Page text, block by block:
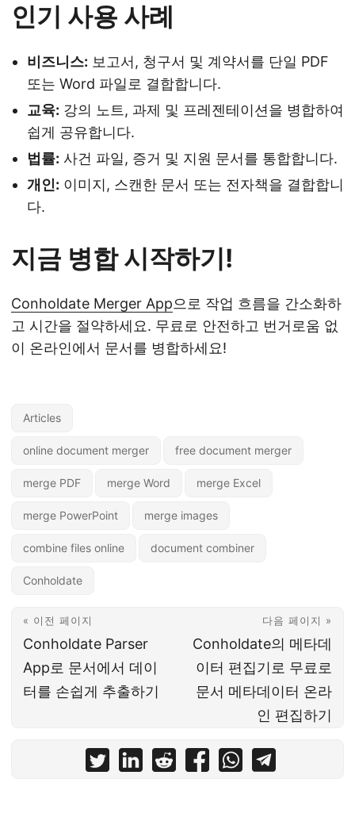
인기 사용 사례
비즈니스: 보고서, 청구서 및 계약서를 단일 PDF
또는 Word 파일로 결합합니다.
교육: 강의 노트, 과제 및 프레젠테이션을 병합하여
쉽게 공유합니다.
법률: 사건 파일, 증거 및 지원 문서를 통합합니다.
개인: 이미지, 스캔한 문서 또는 전자책을 결합합니
다.
지금 병합 시작하기!
Conholdate Merger App으로 작업 흐름을 간소화하
고 시간을 절약하세요. 무료로 안전하고 번거로움 없
이 온라인에서 문서를 병합하세요!
Articles
online document merger free document merger
merge PDF merge Word merge Excel
merge PowerPoint merge images
combine files online document combiner
Conholdate
« 이전 페이지
Conholdate Parser
App로 문서에서 데이
터를 손쉽게 추출하기
다음 페이지 »
Conholdate의 메타데
이터 편집기로 무료로
문서 메타데이터 온라
인 편집하기